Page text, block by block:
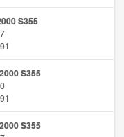
S355
S355
S355